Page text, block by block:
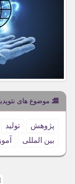
موضوع های
پژوهش تولید
بین المللی